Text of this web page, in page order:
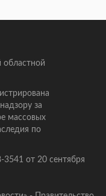
за
массовых
по
от 20 сентября